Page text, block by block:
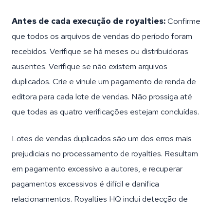
Antes de cada execução de royalties:Confirme
que todos os arquivos de vendas do período foram
recebidos. Verifique se há meses ou distribuidoras
ausentes. Verifique se não existem arquivos
duplicados. Crie e vinule um pagamento de renda de
editora para cada lote de vendas. Não prossiga até
que todas as quatro verificações estejam concluídas.
Lotes de vendas duplicados são um dos erros mais
prejudiciais no processamento de royalties. Resultam
em pagamento excessivo a autores, e recuperar
pagamentos excessivos é difícil e danifica
relacionamentos. Royalties HQ inclui detecção de